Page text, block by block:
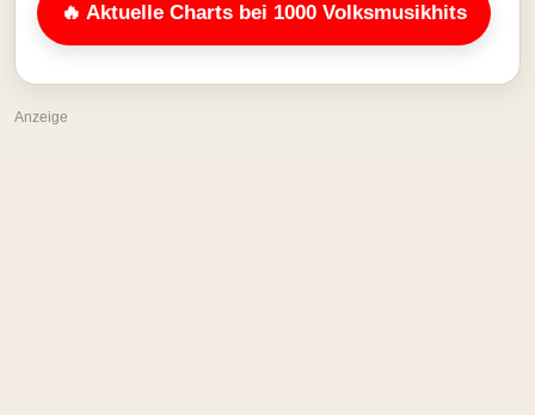
🔥 Aktuelle Charts bei 1000 Volksmusikhits
Anzeige